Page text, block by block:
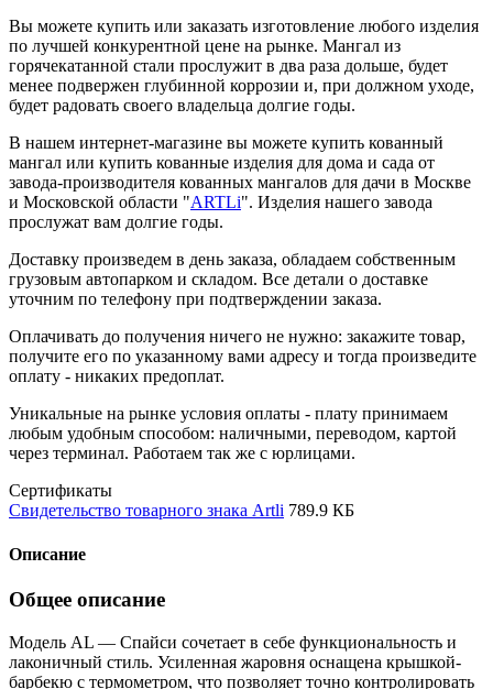
Вы можете купить или заказать изготовление любого изделия
по лучшей конкурентной цене на рынке. Мангал из
горячекатанной стали прослужит в два раза дольше, будет
менее подвержен глубинной коррозии и, при должном уходе,
будет радовать своего владельца долгие годы.
В нашем интернет-магазине вы можете купить кованный
мангал или купить кованные изделия для дома и сада от
завода-производителя кованных мангалов для дачи в Москве
и Московской области "ARTLi". Изделия нашего завода
прослужат вам долгие годы.
Доставку произведем в день заказа, обладаем собственным
грузовым автопарком и складом. Все детали о доставке
уточним по телефону при подтверждении заказа.
Оплачивать до получения ничего не нужно: закажите товар,
получите его по указанному вами адресу и тогда произведите
оплату - никаких предоплат.
Уникальные на рынке условия оплаты - плату принимаем
любым удобным способом: наличными, переводом, картой
через терминал. Работаем так же с юрлицами.
Сертификаты
Свидетельство товарного знака Artli 789.9 КБ
Описание
Общее описание
Модель AL — Спайси сочетает в себе функциональность и
лаконичный стиль. Усиленная жаровня оснащена крышкой-
барбекю с термометром, что позволяет точно контролировать